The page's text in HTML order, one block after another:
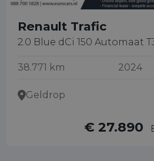
Renault Trafic
2.0 Blue dCi 150 Automaat
38.771 km 2024
Geldrop
€ 27.890